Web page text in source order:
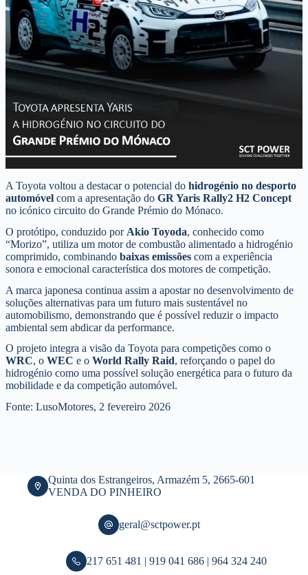
A Toyota voltou a destacar o potencial do hidrogénio no desporto
automóvel com a apresentação do GR Yaris Rally2 H2 Concept
no icónico circuito do Grande Prémio do Mónaco.
O protótipo, conduzido por Akio Toyoda, conhecido como
“Morizo”, utiliza um motor de combustão alimentado a hidrogénio
comprimido, combinando baixas emissões com a experiência
sonora e emocional característica dos motores de competição.
A marca japonesa continua assim a apostar no desenvolvimento de
soluções alternativas para um futuro mais sustentável no
automobilismo, demonstrando que é possível reduzir o impacto
ambiental sem abdicar da performance.
O projeto integra a visão da Toyota para competições como o
WRC, o WEC e o World Rally Raid, reforçando o papel do
hidrogénio como uma possível solução energética para o futuro da
mobilidade e da competição automóvel.
Fonte: LusoMotores, 2 fevereiro 2026
Quinta dos Estrangeiros, Armazém 5, 2665-601
VENDA DO PINHEIRO
geral@sctpower.pt
217 651 481 | 919 041 686 | 964 324 240